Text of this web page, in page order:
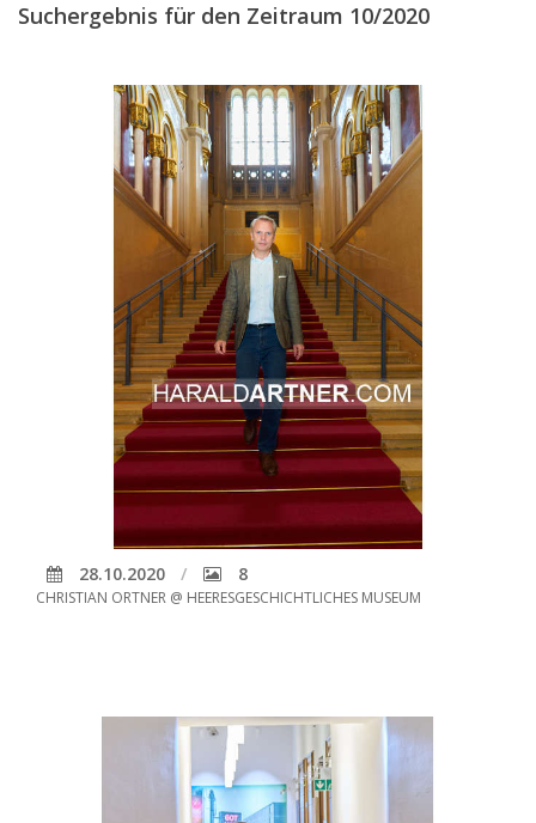
DEZEMBER
Suchergebnis für den Zeitraum 10/2020
28.10.2020 8
CHRISTIAN ORTNER @ HEERESGESCHICHTLICHES MUSEUM